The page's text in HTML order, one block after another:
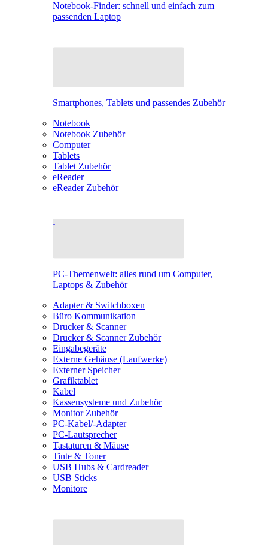
Notebook-Finder: schnell und einfach zum
passenden Laptop
Smartphones, Tablets und passendes Zubehör
Notebook
Notebook Zubehör
Computer
Tablets
Tablet Zubehör
eReader
eReader Zubehör
PC-Themenwelt: alles rund um Computer,
Laptops & Zubehör
Adapter & Switchboxen
Büro Kommunikation
Drucker & Scanner
Drucker & Scanner Zubehör
Eingabegeräte
Externe Gehäuse (Laufwerke)
Externer Speicher
Grafiktablet
Kabel
Kassensysteme und Zubehör
Monitor Zubehör
PC-Kabel/-Adapter
PC-Lautsprecher
Tastaturen & Mäuse
Tinte & Toner
USB Hubs & Cardreader
USB Sticks
Monitore